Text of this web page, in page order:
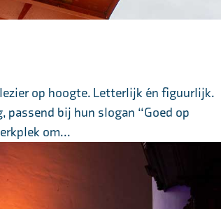
op hoogte. Letterlijk én figuurlijk.
passend bij hun slogan “Goed op
om...